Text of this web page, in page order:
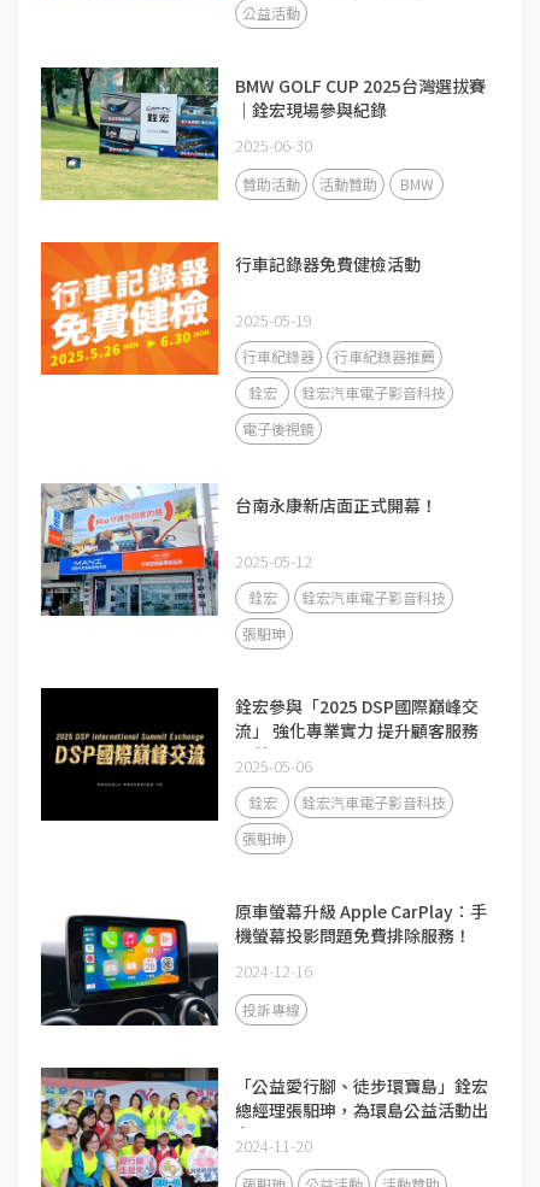
公益活動
BMW GOLF CUP 2025台灣選拔賽
｜銓宏現場參與紀錄
2025-06-30
贊助活動 活動贊助 BMW
行車記錄器免費健檢活動
2025-05-19
行車紀錄器
行車紀錄器推薦
銓宏
銓宏汽車電子影音科技
電子後視鏡
台南永康新店面正式開幕！
2025-05-12
銓宏
銓宏汽車電子影音科技
張馹珅
銓宏參與「2025 DSP國際巔峰交
流」 強化專業實力 提升顧客服務
品質
2025-05-06
銓宏
銓宏汽車電子影音科技
張馹珅
原車螢幕升級 Apple CarPlay：手
機螢幕投影問題免費排除服務！
2024-12-16
投訴專線
「公益愛行腳、徒步環寶島」銓宏
總經理張馹珅，為環島公益活動出
力
2024-11-20